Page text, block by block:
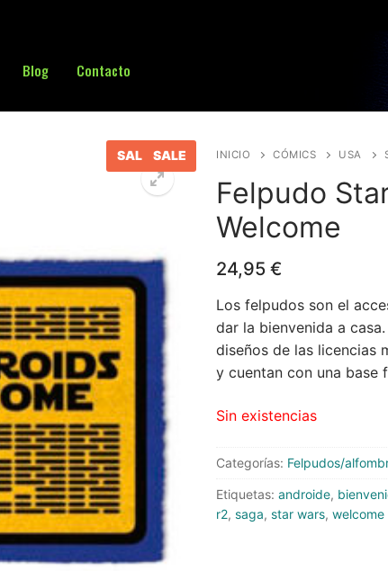
Blog Contacto
SALE SALE INICIO CÓMICS USA
Felpudo
Welcome
24,95 €
Los felpudos son el
dar la bienvenida a
diseños de las licencias
y cuentan con una base
Sin existencias
Categorías: Felpudos/
Etiquetas: androide,
r2, saga, star wars, welcome